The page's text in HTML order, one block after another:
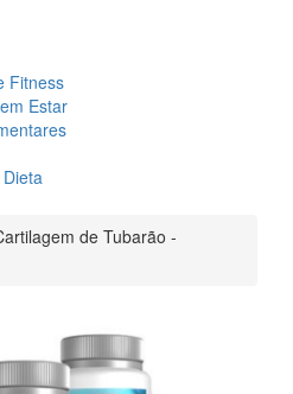
Fitness
Estar
de Tubarão -